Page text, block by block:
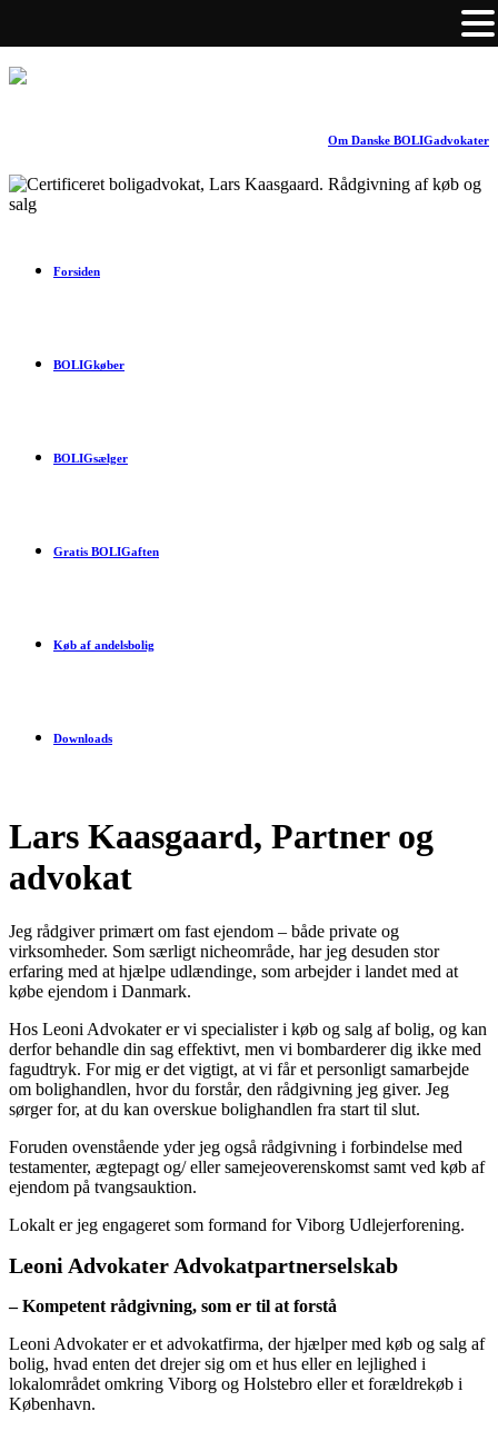
Om Danske BOLIGadvokater
Forsiden
BOLIGkøber
BOLIGsælger
Gratis BOLIGaften
Køb af andelsbolig
Downloads
Lars Kaasgaard, Partner og
advokat
Jeg rådgiver primært om fast ejendom – både private og
virksomheder. Som særligt nicheområde, har jeg desuden stor
erfaring med at hjælpe udlændinge, som arbejder i landet med at
købe ejendom i Danmark.
Hos Leoni Advokater er vi specialister i køb og salg af bolig, og kan
derfor behandle din sag effektivt, men vi bombarderer dig ikke med
fagudtryk. For mig er det vigtigt, at vi får et personligt samarbejde
om bolighandlen, hvor du forstår, den rådgivning jeg giver. Jeg
sørger for, at du kan overskue bolighandlen fra start til slut.
Foruden ovenstående yder jeg også rådgivning i forbindelse med
testamenter, ægtepagt og/ eller samejeoverenskomst samt ved køb af
ejendom på tvangsauktion.
Lokalt er jeg engageret som formand for Viborg Udlejerforening.
Leoni Advokater Advokatpartnerselskab
– Kompetent rådgivning, som er til at forstå
Leoni Advokater er et advokatfirma, der hjælper med køb og salg af
bolig, hvad enten det drejer sig om et hus eller en lejlighed i
lokalområdet omkring Viborg og Holstebro eller et forældrekøb i
København.